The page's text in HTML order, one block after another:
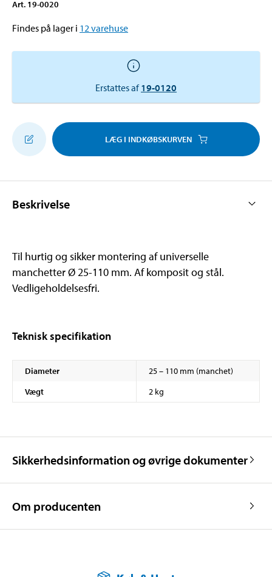
Art. 19-0020
Findes på lager i 12 varehuse
Erstattes af 19-0120
LÆG I INDKØBSKURVEN
Beskrivelse
Til hurtig og sikker montering af universelle
manchetter Ø 25-110 mm. Af komposit og stål.
Vedligeholdelsesfri.
Teknisk specifikation
Diameter
25 – 110 mm (manchet)
Vægt
2 kg
Sikkerhedsinformation og øvrige dokumenter
Om producenten